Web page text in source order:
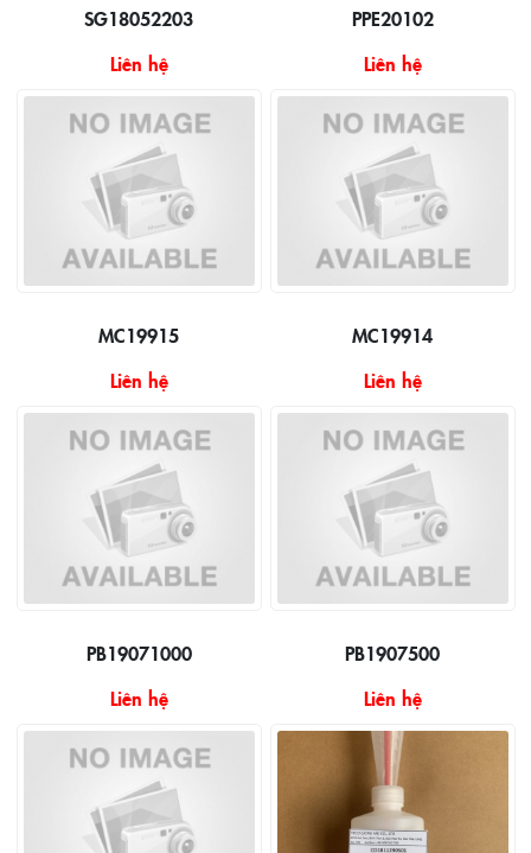
SG18052203
Liên hệ
PPE20102
Liên hệ
MC19915
Liên hệ
MC19914
Liên hệ
PB19071000
Liên hệ
PB1907500
Liên hệ